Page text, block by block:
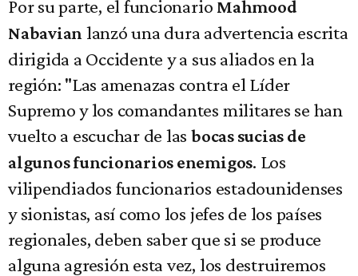
Por su parte, el funcionario Mahmood
Nabavian lanzó una dura advertencia escrita
dirigida a Occidente y a sus aliados en la
región: "Las amenazas contra el Líder
Supremo y los comandantes militares se han
vuelto a escuchar de las bocas sucias de
algunos funcionarios enemigos. Los
vilipendiados funcionarios estadounidenses
y sionistas, así como los jefes de los países
regionales, deben saber que si se produce
alguna agresión esta vez, los destruiremos